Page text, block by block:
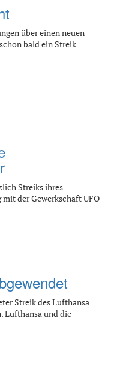
über einen neuen
bald ein Streik
Streiks ihres
der Gewerkschaft UFO
Streik des Lufthansa
Lufthansa und die